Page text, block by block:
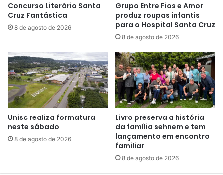
Concurso Literário Santa
Cruz Fantástica
8 de agosto de 2026
Grupo Entre Fios e Amor
produz roupas infantis
para o Hospital Santa Cruz
8 de agosto de 2026
Unisc realiza formatura
neste sábado
8 de agosto de 2026
Livro preserva a história
da família sehnem e tem
lançamento em encontro
familiar
8 de agosto de 2026